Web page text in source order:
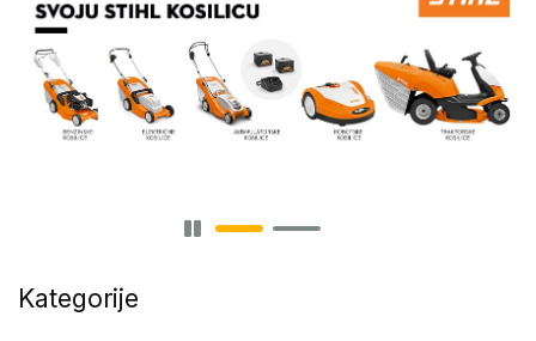
Kategorije